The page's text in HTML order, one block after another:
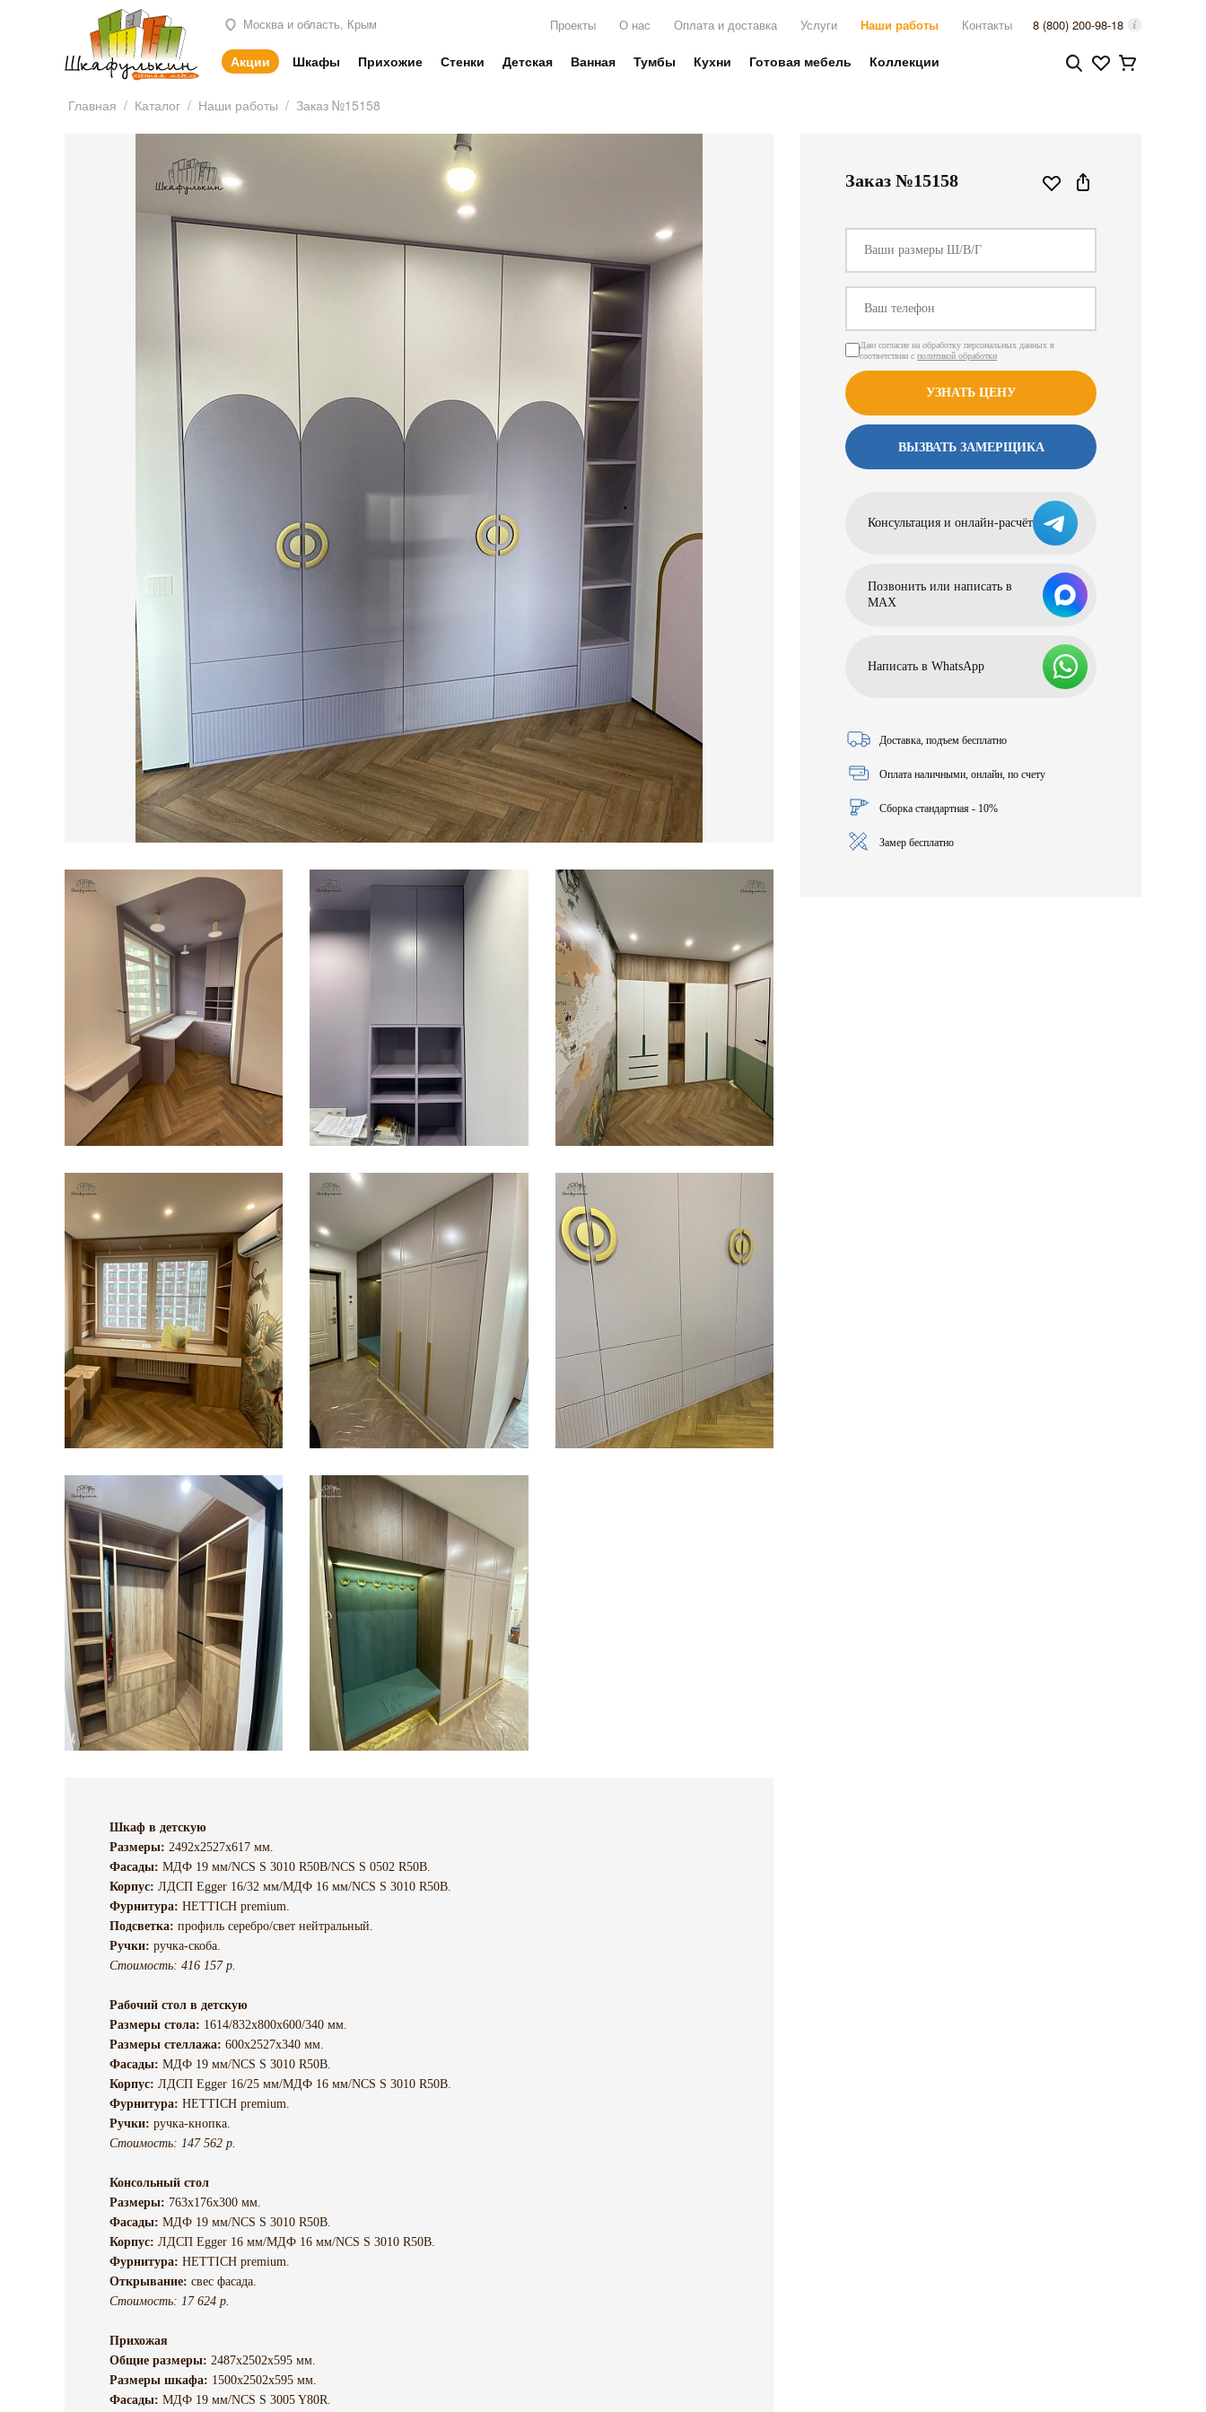
Москва и область, Крым Проекты О нас Оплата и доставка Услуги Наши работы Контакты 8 (800) 200-98-18
Акции Шкафы Прихожие Стенки Детская Ванная Тумбы Кухни Готовая мебель Коллекции
Главная / Каталог / Наши работы / Заказ №15158
Шкаф в детскую
Размеры: 2492х2527х617 мм.
Фасады: МДФ 19 мм/NCS S 3010 R50B/NCS S 0502 R50B.
Корпус: ЛДСП Egger 16/32 мм/МДФ 16 мм/NCS S 3010 R50B.
Фурнитура: HETTICH premium.
Подсветка: профиль серебро/свет нейтральный.
Ручки: ручка-скоба.
Стоимость: 416 157 р.
Рабочий стол в детскую
Размеры стола: 1614/832х800х600/340 мм.
Размеры стеллажа: 600х2527х340 мм.
Фасады: МДФ 19 мм/NCS S 3010 R50B.
Корпус: ЛДСП Egger 16/25 мм/МДФ 16 мм/NCS S 3010 R50B.
Фурнитура: HETTICH premium.
Ручки: ручка-кнопка.
Стоимость: 147 562 р.
Консольный стол
Размеры: 763х176х300 мм.
Фасады: МДФ 19 мм/NCS S 3010 R50B.
Корпус: ЛДСП Egger 16 мм/МДФ 16 мм/NCS S 3010 R50B.
Фурнитура: HETTICH premium.
Открывание: свес фасада.
Стоимость: 17 624 р.
Прихожая
Общие размеры: 2487х2502х595 мм.
Размеры шкафа: 1500х2502х595 мм.
Фасады: МДФ 19 мм/NCS S 3005 Y80R.
Заказ №15158
Даю согласие на обработку персональных данных в
соответствии с политикой обработки
УЗНАТЬ ЦЕНУ
ВЫЗВАТЬ ЗАМЕРЩИКА
Консультация и онлайн-расчёт
Позвонить или написать в
МАХ
Написать в WhatsApp
Доставка, подъем бесплатно
Оплата наличными, онлайн, по счету
Сборка стандартная - 10%
Замер бесплатно